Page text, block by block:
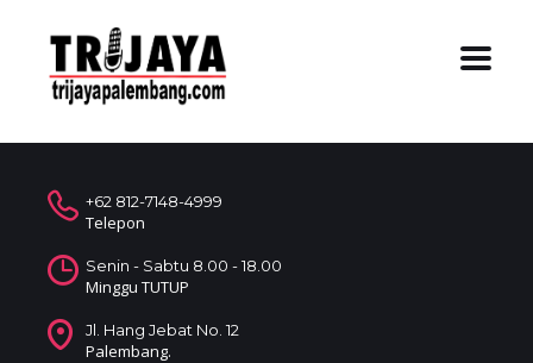
+62 812-7148-4999
Telepon
Senin - Sabtu 8.00 - 18.00
Minggu TUTUP
Jl. Hang Jebat No. 12
Palembang.